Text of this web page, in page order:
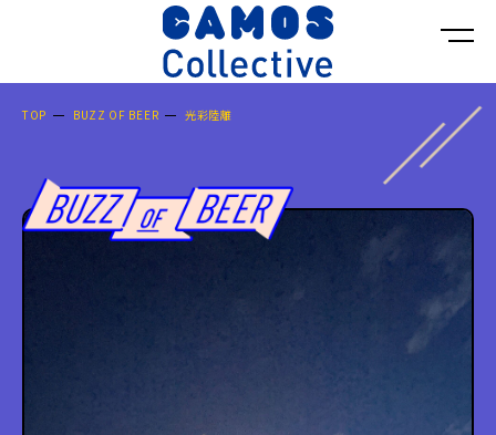
TOP BUZZ OF BEER 光彩陸離